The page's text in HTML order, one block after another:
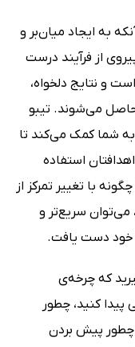
به ایجاد میان‌بر و
از فرآیند درست
و نتایج دلخواه،
حاصل می‌شوند. تیبو
شما کمک می‌کند تا
استفاده
با تغییر تمرکز از
می‌توان سریع‌تر و
خود دست یافت.
که چرخه‌ی
کنید، چطور
چطور پیش بردن